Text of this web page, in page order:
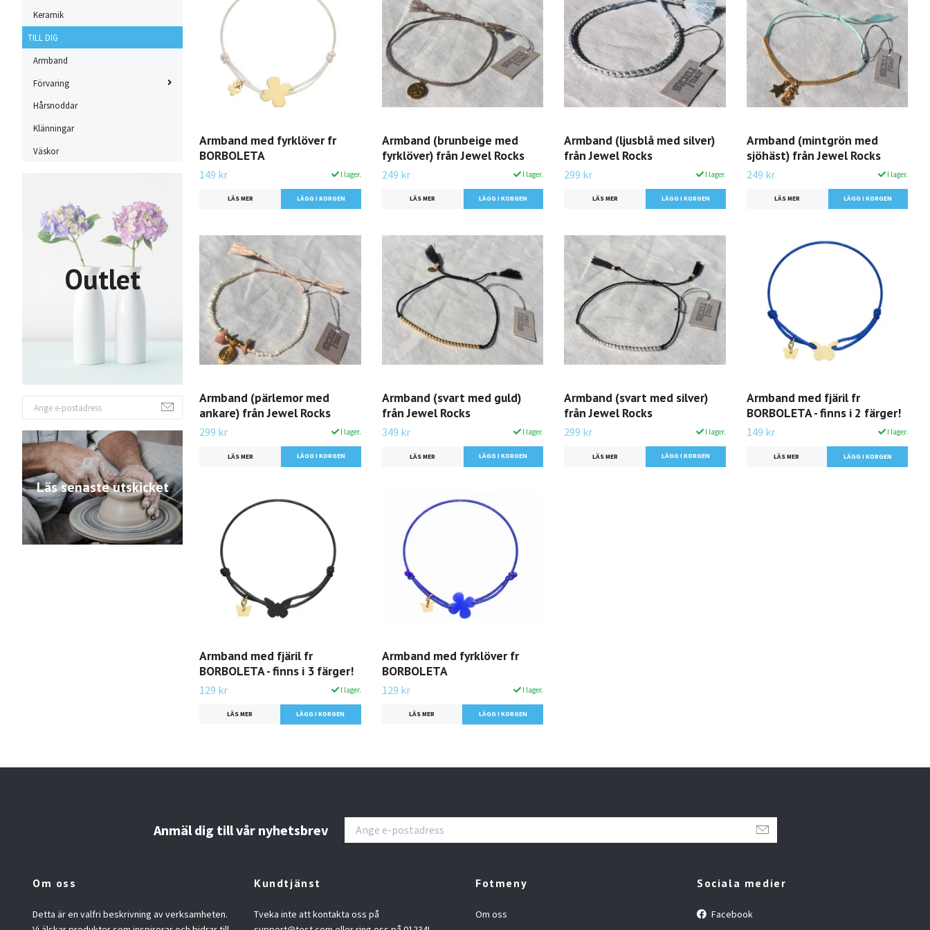
Keramik
TILL DIG
Armband
Förvaring
Hårsnoddar
Klänningar
Väskor
Outlet
Läs senaste utskicket
Armband med fyrklöver fr
BORBOLETA
149 kr I lager.
LÄS MER
Armband (brunbeige med
fyrklöver) från Jewel Rocks
249 kr I lager.
LÄS MER
Armband (ljusblå med silver)
från Jewel Rocks
299 kr I lager.
LÄS MER
Armband (mintgrön med
sjöhäst) från Jewel Rocks
249 kr I lager.
LÄS MER
Armband (pärlemor med
ankare) från Jewel Rocks
299 kr I lager.
LÄS MER
Armband (svart med guld)
från Jewel Rocks
349 kr I lager.
LÄS MER
Armband (svart med silver)
från Jewel Rocks
299 kr I lager.
LÄS MER
Armband med fjäril fr
BORBOLETA - finns i 2 färger!
149 kr I lager.
LÄS MER LÄGG I KORGEN
Armband med fjäril fr
BORBOLETA - finns i 3 färger!
129 kr I lager.
LÄS MER LÄGG I KORGEN
Armband med fyrklöver fr
BORBOLETA
129 kr I lager.
LÄS MER LÄGG I KORGEN
Anmäl dig till vår nyhetsbrev
Om oss
Detta är en valfri beskrivning av verksamheten.
Kundtjänst
Tveka inte att kontakta oss på
Fotmeny
Om oss
Sociala medier
Facebook